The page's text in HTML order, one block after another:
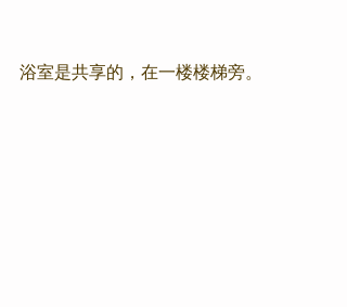
浴室是共享的，在一楼楼梯旁。